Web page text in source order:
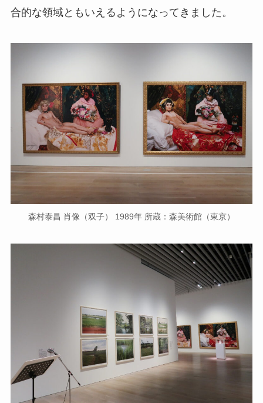
合的な領域ともいえるようになってきました。
森村泰昌 肖像（双子） 1989年 所蔵：森美術館（東京）